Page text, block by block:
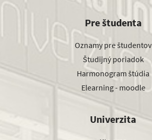
Pre študenta
Oznamy pre študentov
Študijný poriadok
Harmonogram štúdia
Elearning - moodle
Univerzita